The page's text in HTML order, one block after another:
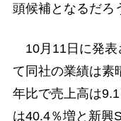
頭候補となるだろ
10月11日に発表
て同社の業績は素
年比で売上高は
は40.4％増と新興